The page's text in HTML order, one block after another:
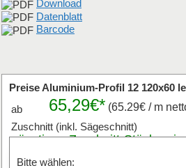
Download
Datenblatt
Barcode
Preise Aluminium-Profil 12 120x60
Bitte wählen:
ab 65,29€* (65.29€ / m
Zuschnitt (inkl. Sägeschnitt)
günstigenZuschnitt-Stückpreis